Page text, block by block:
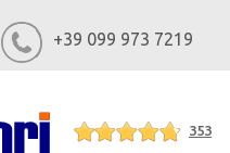
+39 099 973 7219
353